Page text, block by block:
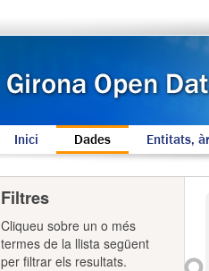
Inici Dades Entitats,
Filtres
Cliqueu sobre un o més
termes de la llista següent
per filtrar els resultats.